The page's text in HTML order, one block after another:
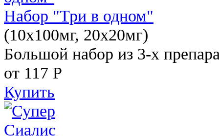
Набор "Три в одном"
(10x100мг, 20x20мг)
Большой набор из 3-х
от 117 Р
Купить